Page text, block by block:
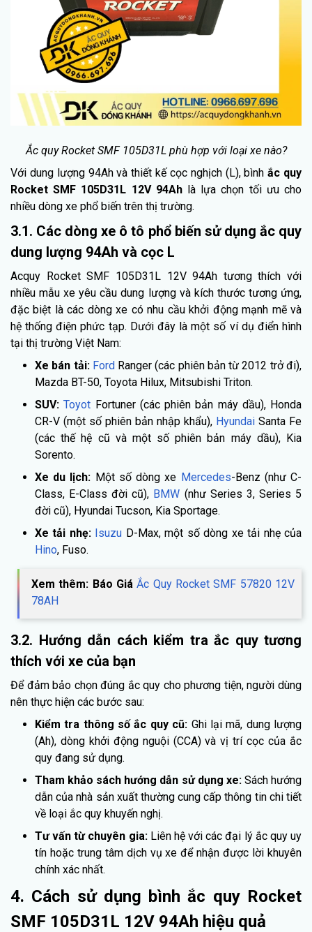
Ắc quy Rocket SMF 105D31L phù hợp với loại xe nào?
Với dung lượng 94Ah và thiết kế cọc nghịch (L), bìnhắc quy
Rocket SMF 105D31L 12V 94Ahlà lựa chọn tối ưu cho
nhiều dòng xe phổ biến trên thị trường.
3.1. Các dòng xe ô tô phổ biến sử dụng ắc quy
dung lượng 94Ah và cọc L
Acquy Rocket SMF 105D31L 12V 94Ah tương thích với
nhiều mẫu xe yêu cầu dung lượng và kích thước tương ứng,
đặc biệt là các dòng xe có nhu cầu khởi động mạnh mẽ và
hệ thống điện phức tạp. Dưới đây là một số ví dụ điển hình
tại thị trường Việt Nam:
Xe bán tải: Ford Ranger (các phiên bản từ 2012 trở đi),
Mazda BT-50, Toyota Hilux, Mitsubishi Triton.
SUV:Toyot Fortuner (các phiên bản máy dầu), Honda
CR-V (một số phiên bản nhập khẩu), Hyundai Santa Fe
(các thế hệ cũ và một số phiên bản máy dầu), Kia
Sorento.
Xe du lịch: Một số dòng xe Mercedes-Benz (như C-
Class, E-Class đời cũ), BMW (như Series 3, Series 5
đời cũ), Hyundai Tucson, Kia Sportage.
Xe tải nhẹ: Isuzu D-Max, một số dòng xe tải nhẹ của
Hino, Fuso.
Xem thêm: Báo GiáẮc Quy Rocket SMF 57820 12V
78AH
3.2. Hướng dẫn cách kiểm tra ắc quy tương
thích với xe của bạn
Để đảm bảo chọn đúng ắc quy cho phương tiện, người dùng
nên thực hiện các bước sau:
Kiểm tra thông số ắc quy cũ: Ghi lại mã, dung lượng
(Ah), dòng khởi động nguội (CCA) và vị trí cọc của ắc
quy đang sử dụng.
Tham khảo sách hướng dẫn sử dụng xe:Sách hướng
dẫn của nhà sản xuất thường cung cấp thông tin chi tiết
về loại ắc quy khuyến nghị.
Tư vấn từ chuyên gia: Liên hệ với các đại lý ắc quy uy
tín hoặc trung tâm dịch vụ xe để nhận được lời khuyên
chính xác nhất.
4. Cách sử dụng bình ắc quy Rocket
SMF 105D31L 12V 94Ah hiệu quả